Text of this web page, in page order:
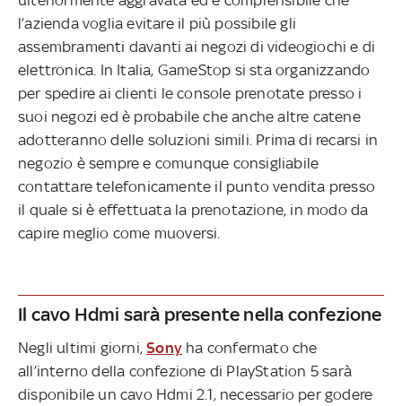
l’azienda voglia evitare il più possibile gli
assembramenti davanti ai negozi di videogiochi e di
elettronica. In Italia, GameStop si sta organizzando
per spedire ai clienti le console prenotate presso i
suoi negozi ed è probabile che anche altre catene
adotteranno delle soluzioni simili. Prima di recarsi in
negozio è sempre e comunque consigliabile
contattare telefonicamente il punto vendita presso
il quale si è effettuata la prenotazione, in modo da
capire meglio come muoversi.
Il cavo Hdmi sarà presente nella confezione
Negli ultimi giorni,Sony ha confermato che
all’interno della confezione di PlayStation 5 sarà
disponibile un cavo Hdmi 2.1, necessario per godere